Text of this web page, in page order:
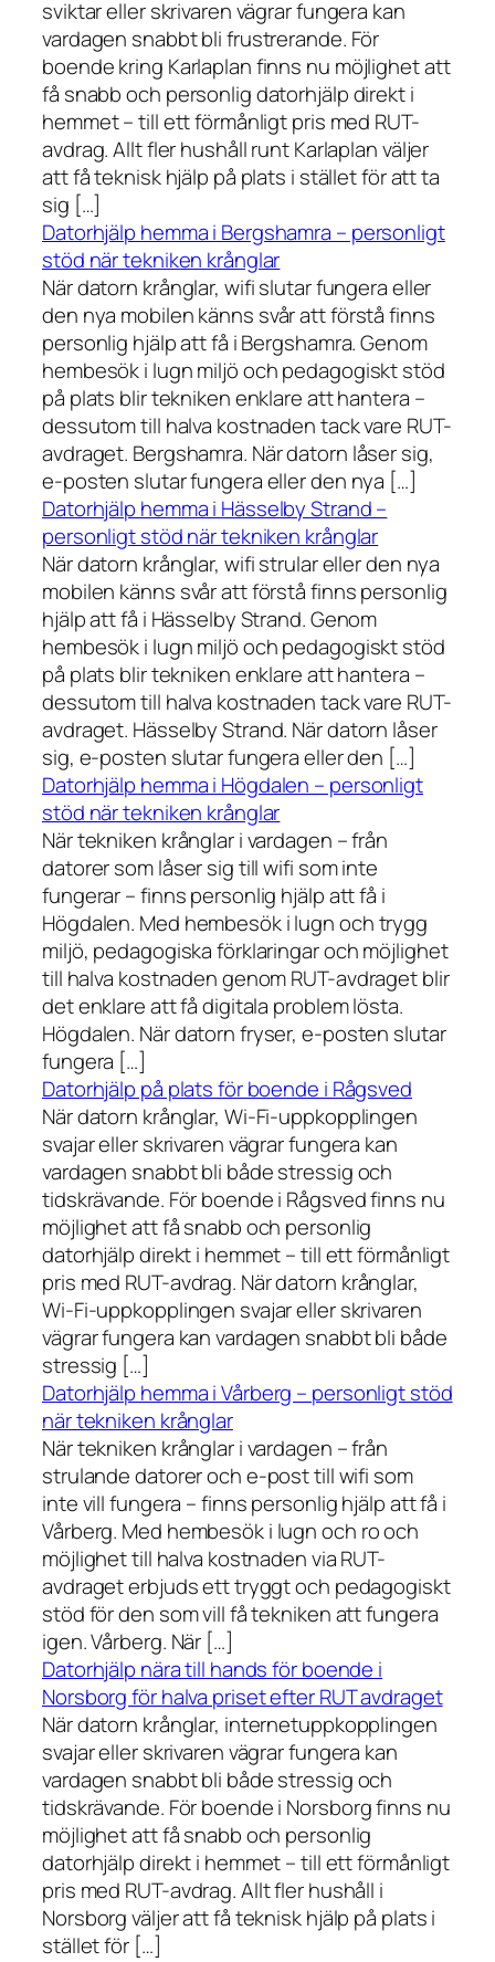
sviktar eller skrivaren vägrar fungera kan
vardagen snabbt bli frustrerande. För
boende kring Karlaplan finns nu möjlighet att
få snabb och personlig datorhjälp direkt i
hemmet – till ett förmånligt pris med RUT-
avdrag. Allt fler hushåll runt Karlaplan väljer
att få teknisk hjälp på plats i stället för att ta
sig […]
Datorhjälp hemma i Bergshamra – personligt
stöd när tekniken krånglar
När datorn krånglar, wifi slutar fungera eller
den nya mobilen känns svår att förstå finns
personlig hjälp att få i Bergshamra. Genom
hembesök i lugn miljö och pedagogiskt stöd
på plats blir tekniken enklare att hantera –
dessutom till halva kostnaden tack vare RUT-
avdraget. Bergshamra. När datorn låser sig,
e-posten slutar fungera eller den nya […]
Datorhjälp hemma i Hässelby Strand –
personligt stöd när tekniken krånglar
När datorn krånglar, wifi strular eller den nya
mobilen känns svår att förstå finns personlig
hjälp att få i Hässelby Strand. Genom
hembesök i lugn miljö och pedagogiskt stöd
på plats blir tekniken enklare att hantera –
dessutom till halva kostnaden tack vare RUT-
avdraget. Hässelby Strand. När datorn låser
sig, e-posten slutar fungera eller den […]
Datorhjälp hemma i Högdalen – personligt
stöd när tekniken krånglar
När tekniken krånglar i vardagen – från
datorer som låser sig till wifi som inte
fungerar – finns personlig hjälp att få i
Högdalen. Med hembesök i lugn och trygg
miljö, pedagogiska förklaringar och möjlighet
till halva kostnaden genom RUT-avdraget blir
det enklare att få digitala problem lösta.
Högdalen. När datorn fryser, e-posten slutar
fungera […]
Datorhjälp på plats för boende i Rågsved
När datorn krånglar, Wi-Fi-uppkopplingen
svajar eller skrivaren vägrar fungera kan
vardagen snabbt bli både stressig och
tidskrävande. För boende i Rågsved finns nu
möjlighet att få snabb och personlig
datorhjälp direkt i hemmet – till ett förmånligt
pris med RUT-avdrag. När datorn krånglar,
Wi-Fi-uppkopplingen svajar eller skrivaren
vägrar fungera kan vardagen snabbt bli både
stressig […]
Datorhjälp hemma i Vårberg – personligt stöd
när tekniken krånglar
När tekniken krånglar i vardagen – från
strulande datorer och e-post till wifi som
inte vill fungera – finns personlig hjälp att få i
Vårberg. Med hembesök i lugn och ro och
möjlighet till halva kostnaden via RUT-
avdraget erbjuds ett tryggt och pedagogiskt
stöd för den som vill få tekniken att fungera
igen. Vårberg. När […]
Datorhjälp nära till hands för boende i
Norsborg för halva priset efter RUT avdraget
När datorn krånglar, internetuppkopplingen
svajar eller skrivaren vägrar fungera kan
vardagen snabbt bli både stressig och
tidskrävande. För boende i Norsborg finns nu
möjlighet att få snabb och personlig
datorhjälp direkt i hemmet – till ett förmånligt
pris med RUT-avdrag. Allt fler hushåll i
Norsborg väljer att få teknisk hjälp på plats i
stället för […]